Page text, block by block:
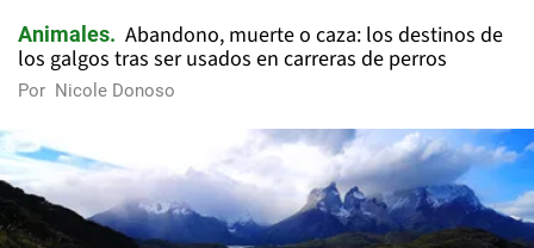
Animales
Abandono, muerte o caza: los destinos de
los galgos tras ser usados en carreras de perros
Por Nicole Donoso